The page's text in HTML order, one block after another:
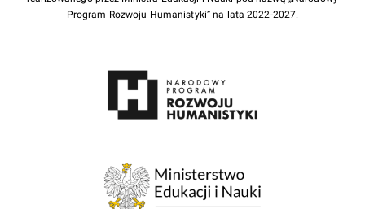
Program Rozwoju Humanistyki” na lata 2022-2027.